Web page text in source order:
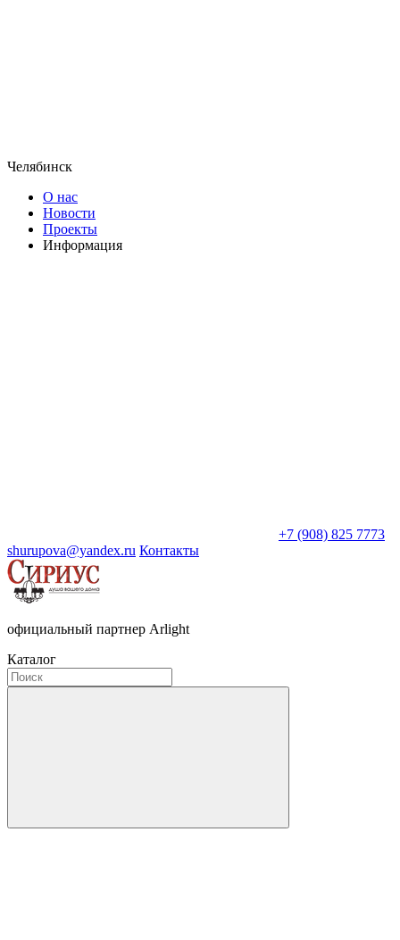
Челябинск
О нас
Новости
Проекты
Информация
+7 (908) 825 7773
shurupova@yandex.ru Контакты
официальный партнер Arlight
Каталог